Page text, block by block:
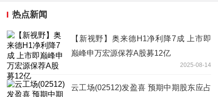
热点新闻
【新视野】奥来德H1净利降7成 上市即
巅峰申万宏源保荐A股募12亿
2025-08-14
云工场(02512)发盈喜 预期中期股东应占